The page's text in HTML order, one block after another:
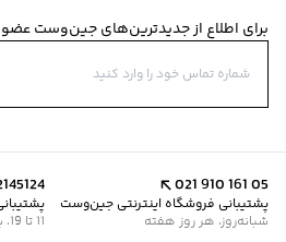
برای اطلاع از جدیدترین‌های جین‌وست
021 910 161 05
پشتیبانی فروشگاه اینترنتی جین‌وست
شبانه‌روز، هر روز هفته
11 تا 19، به جز روزهای تعطیل